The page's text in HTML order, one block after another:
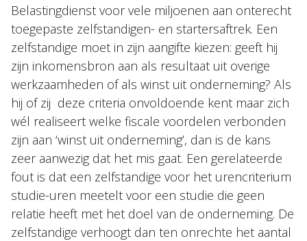
Belastingdienst voor vele miljoenen aan onterecht
toegepaste zelfstandigen- en startersaftrek. Een
zelfstandige moet in zijn aangifte kiezen: geeft hij
zijn inkomensbron aan als resultaat uit overige
werkzaamheden of als winst uit onderneming? Als
hij of zij deze criteria onvoldoende kent maar zich
wél realiseert welke fiscale voordelen verbonden
zijn aan ‘winst uit onderneming’, dan is de kans
zeer aanwezig dat het mis gaat. Een gerelateerde
fout is dat een zelfstandige voor het urencriterium
studie-uren meetelt voor een studie die geen
relatie heeft met het doel van de onderneming. De
zelfstandige verhoogt dan ten onrechte het aantal